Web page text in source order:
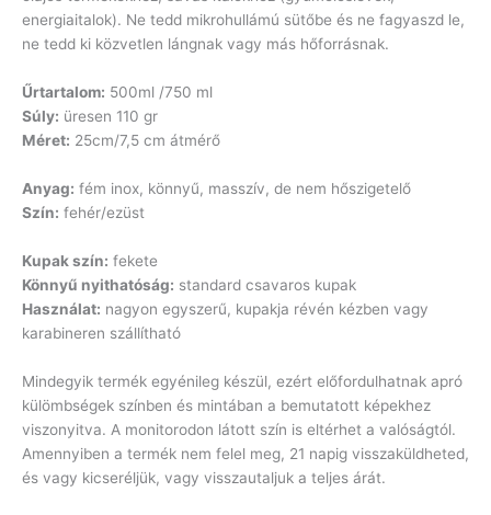
energiaitalok). Ne tedd mikrohullámú sütőbe és ne fagyaszd le,
ne tedd ki közvetlen lángnak vagy más hőforrásnak.
Űrtartalom: 500ml /750 ml
Súly: üresen 110 gr
Méret: 25cm/7,5 cm átmérő
Anyag: fém inox, könnyű, masszív, de nem hőszigetelő
Szín: fehér/ezüst
Kupak szín: fekete
Könnyű nyithatóság: standard csavaros kupak
Használat: nagyon egyszerű, kupakja révén kézben vagy
karabineren szállítható
Mindegyik termék egyénileg készül, ezért előfordulhatnak apró
külömbségek színben és mintában a bemutatott képekhez
viszonyitva. A monitorodon látott szín is eltérhet a valóságtól.
Amennyiben a termék nem felel meg, 21 napig visszaküldheted,
és vagy kicseréljük, vagy visszautaljuk a teljes árát.